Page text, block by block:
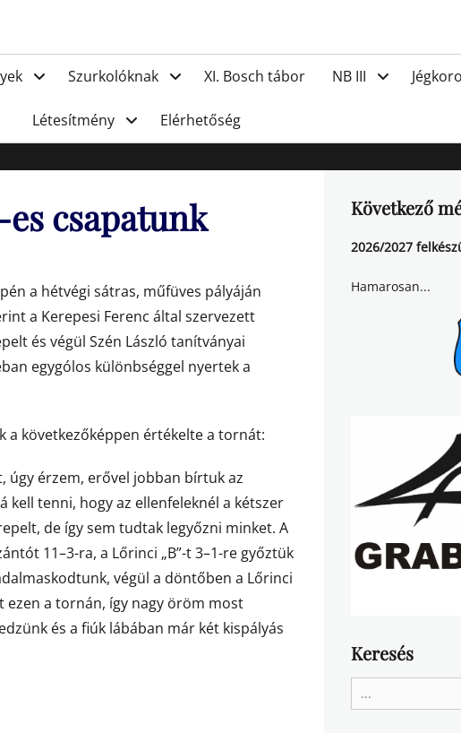
FC Hatvan
Szurkolóknak XI. Bosch tábor NB III
Létesítmény Elérhetőség
csapatunk
a hétvégi sátras, műfüves pályáján
a Kerepesi Ferenc által szervezett
és végül Szén László tanítványai
egygólos különbséggel nyertek a
a következőképpen értékelte a tornát:
úgy érzem, erővel jobban bírtuk az
kell tenni, hogy az ellenfeleknél a kétszer
de így sem tudtak legyőzni minket. A
11–3-ra, a Lőrinci „B”-t 3–1-re győztük
végül a döntőben a Lőrinci
ezen a tornán, így nagy öröm most
és a fiúk lábában már két kispályás
Következő
2026/2027
Hamarosan...
Keresés
for: